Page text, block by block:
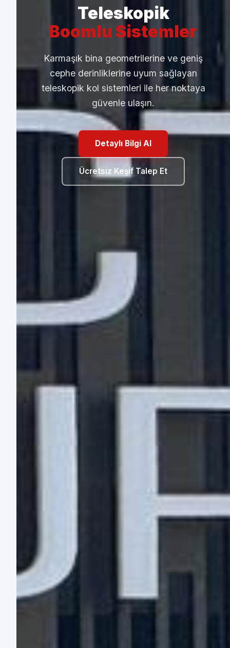
Çalışma Çözümleri
Hizmetlerimizi İnceleyin
Ücretsiz Keşif Talep Et
Teleskopik
Boomlu Sistemler
Karmaşık bina geometrilerine ve geniş
cephe derinliklerine uyum sağlayan
teleskopik kol sistemleri ile her noktaya
güvenle ulaşın.
Detaylı Bilgi Al
Ücretsiz Keşif Talep Et
Sistemler
Detaylı Bilgi Al
Ücretsiz Keşif Talep Et